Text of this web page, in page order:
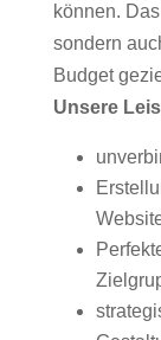
können.
sondern
Budget
Unsere